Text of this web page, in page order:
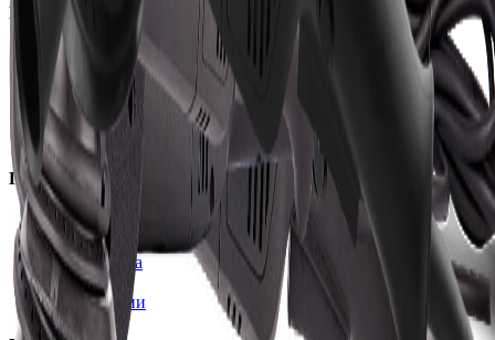
Каталог
Автохимия
Оборудование
Расходные материалы
Инструменты
Аксессуары
Покупателям
Доставка и оплата
Обучение
Распродажа
Бренды
О компании